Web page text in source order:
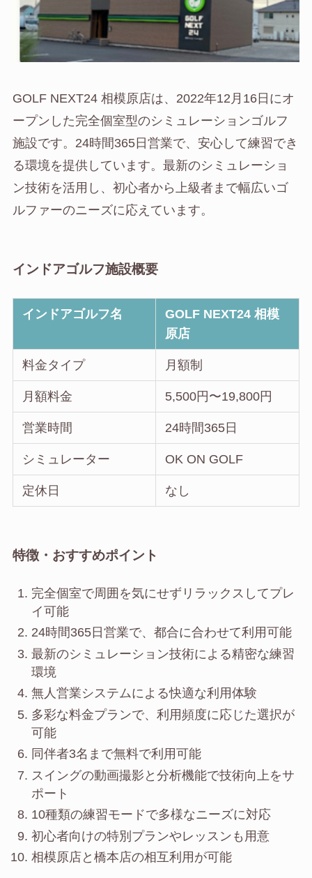
GOLF NEXT24 相模原店は、2022年12月16日にオ
ープンした完全個室型のシミュレーションゴルフ
施設です。24時間365日営業で、安心して練習でき
る環境を提供しています。最新のシミュレーショ
ン技術を活用し、初心者から上級者まで幅広いゴ
ルファーのニーズに応えています。
インドアゴルフ施設概要
インドアゴルフ名
GOLF NEXT24 相模
原店
料金タイプ 月額制
月額料金 5,500円〜19,800円
営業時間 24時間365日
シミュレーター OK ON GOLF
定休日 なし
特徴・おすすめポイント
完全個室で周囲を気にせずリラックスしてプレ
イ可能
24時間365日営業で、都合に合わせて利用可能
最新のシミュレーション技術による精密な練習
環境
無人営業システムによる快適な利用体験
多彩な料金プランで、利用頻度に応じた選択が
可能
同伴者3名まで無料で利用可能
スイングの動画撮影と分析機能で技術向上をサ
ポート
10種類の練習モードで多様なニーズに対応
初心者向けの特別プランやレッスンも用意
相模原店と橋本店の相互利用が可能